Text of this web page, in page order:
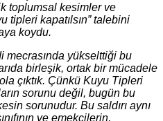
toplumsal kesimler ve
tipleri kapatılsın” talebini
koydu.
mecrasında yükselttiği bu
birleşik, ortak bir mücadele
çıktık. Çünkü Kuyu Tipleri
sorunu değil, bugün bu
sorunudur. Bu saldırı aynı
ve emekçilerin,